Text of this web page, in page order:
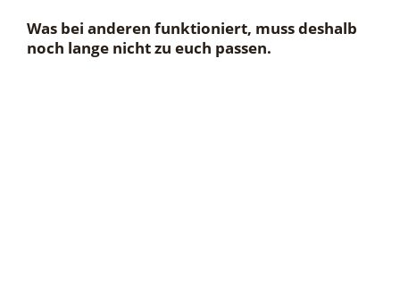
Was bei anderen funktioniert, muss deshalb
noch lange nicht zu euch passen.